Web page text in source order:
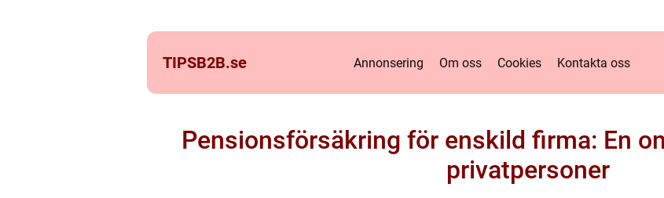
TIPSB2B.se Annonsering Om oss Cookies Kontakta oss
Pensionsförsäkring för enskild firma: En
privatpersoner